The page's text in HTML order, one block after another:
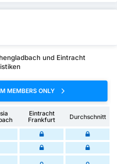
und Eintracht
MEMBERS ONLY
Eintracht
Frankfurt
Durchschnitt